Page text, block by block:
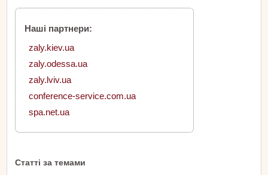
Наші партнери:
zaly.kiev.ua
zaly.odessa.ua
zaly.lviv.ua
conference-service.com.ua
spa.net.ua
Статті за темами